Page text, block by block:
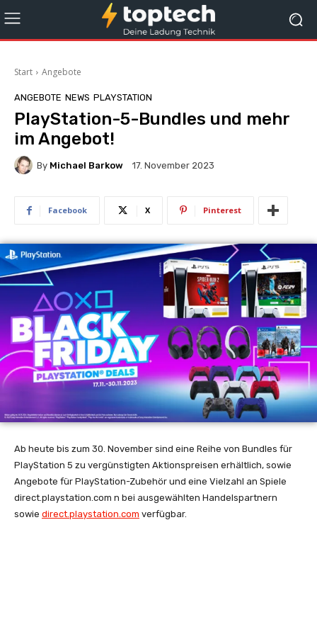
Start Angebote
ANGEBOTE NEWS PLAYSTATION
PlayStation-5-Bundles und mehr
im Angebot!
By Michael Barkow 17. November 2023
Facebook X Pinterest
Ab heute bis zum 30. November sind eine Reihe von Bundles für
PlayStation 5 zu vergünstigten Aktionspreisen erhältlich, sowie
Angebote für PlayStation-Zubehör und eine Vielzahl an Spiele
direct.playstation.com n bei ausgewählten Handelspartnern
sowie direct.playstation.com verfügbar.